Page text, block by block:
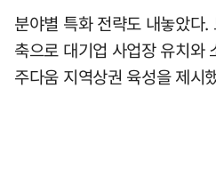
분야별 특화 전략도 내놓았다
축으로 대기업 사업장 유치와
주다움 지역상권 육성을 제시